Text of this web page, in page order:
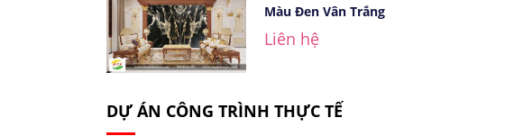
Màu Đen Vân Trắng
Liên hệ
DỰ ÁN CÔNG TRÌNH THỰC TẾ